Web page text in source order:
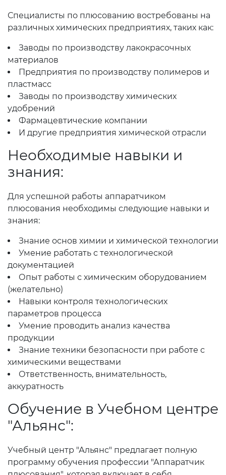
Специалисты по плюсованию востребованы на
различных химических предприятиях, таких как:
Заводы по производству лакокрасочных
материалов
Предприятия по производству полимеров и
пластмасс
Заводы по производству химических
удобрений
Фармацевтические компании
И другие предприятия химической отрасли
Необходимые навыки и
знания:
Для успешной работы аппаратчиком
плюсования необходимы следующие навыки и
знания:
Знание основ химии и химической технологии
Умение работать с технологической
документацией
Опыт работы с химическим оборудованием
(желательно)
Навыки контроля технологических
параметров процесса
Умение проводить анализ качества
продукции
Знание техники безопасности при работе с
химическими веществами
Ответственность, внимательность,
аккуратность
Обучение в Учебном центре
"Альянс":
Учебный центр "Альянс" предлагает полную
программу обучения профессии "Аппаратчик